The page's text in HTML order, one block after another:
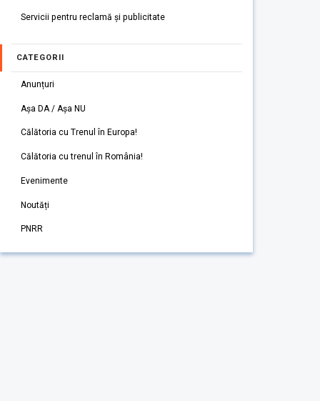
Servicii pentru reclamă și publicitate
CATEGORII
Anunțuri
Așa DA / Așa NU
Călătoria cu Trenul în Europa!
Călătoria cu trenul în România!
Evenimente
Noutăți
PNRR